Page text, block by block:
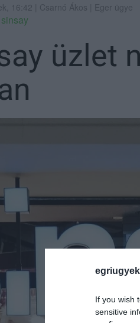
If you wish
sensitive
16:42 | Csarnó Ákos | Eger ügye
sinsay
üzlet